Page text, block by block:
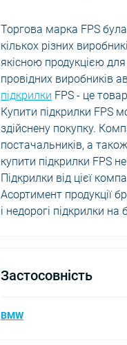
Торгова марка FPS
кількох різних
якісною продукцією
провідних виробників
підкрилки FPS - це
Купити підкрилки FPS
здійснену покупку.
постачальників, а
купити підкрилки FPS
Підкрилки від цієї
Асортимент продукції
і недорогі підкрилки
Застосовність
BMW